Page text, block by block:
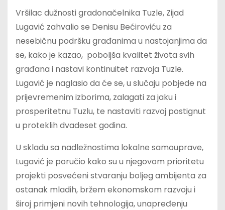
Vršilac dužnosti gradonačelnika Tuzle, Zijad
Lugavić zahvalio se Denisu Bećiroviću za
nesebičnu podršku građanima u nastojanjima da
se, kako je kazao, poboljša kvalitet života svih
građana i nastavi kontinuitet razvoja Tuzle.
Lugavić je naglasio da će se, u slučaju pobjede na
prijevremenim izborima, zalagati za jaku i
prosperitetnu Tuzlu, te nastaviti razvoj postignut
u proteklih dvadeset godina.
U skladu sa nadležnostima lokalne samouprave,
Lugavić je poručio kako su u njegovom prioritetu
projekti posvećeni stvaranju boljeg ambijenta za
ostanak mladih, bržem ekonomskom razvoju i
široj primjeni novih tehnologija, unapređenju